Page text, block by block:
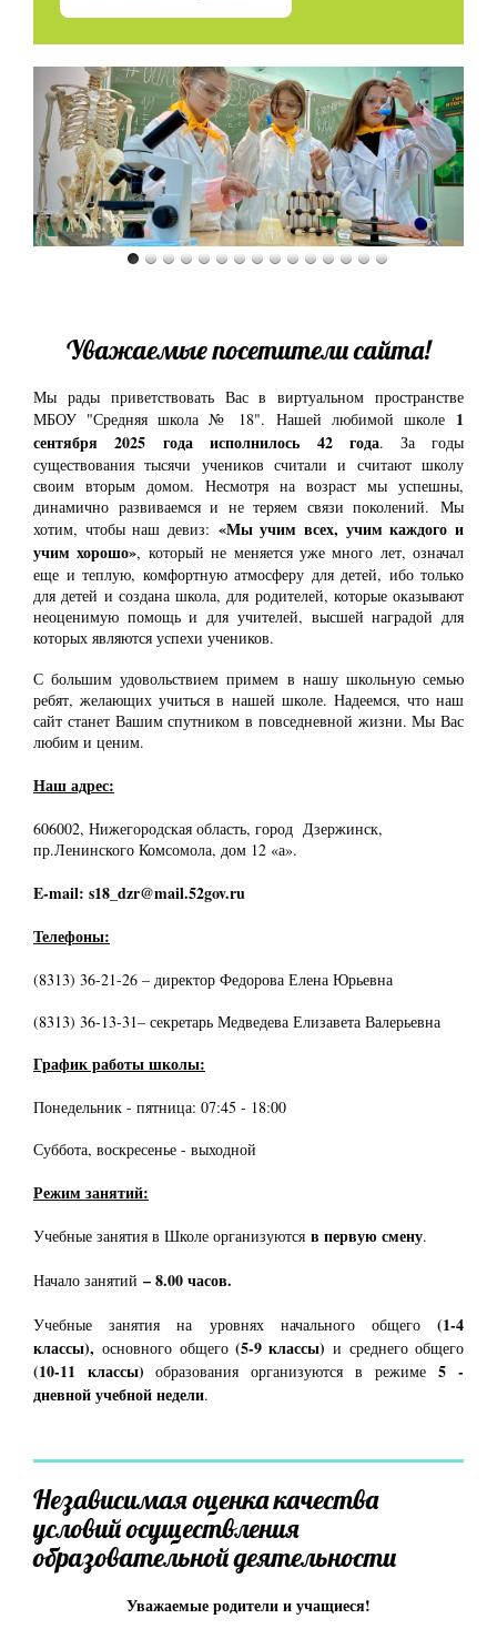
Уважаемые посетители сайта!
Мы рады приветствовать Вас в виртуальном пространстве
МБОУ "Средняя школа № 18". Нашей любимой школе 1
сентября 2025 года исполнилось 42 года. За годы
существования тысячи учеников считали и считают школу
своим вторым домом. Несмотря на возраст мы успешны,
динамично развиваемся и не теряем связи поколений. Мы
хотим, чтобы наш девиз: «Мы учим всех, учим каждого и
учим хорошо», который не меняется уже много лет, означал
еще и теплую, комфортную атмосферу для детей, ибо только
для детей и создана школа, для родителей, которые оказывают
неоценимую помощь и для учителей, высшей наградой для
которых являются успехи учеников.
С большим удовольствием примем в нашу школьную семью
ребят, желающих учиться в нашей школе. Надеемся, что наш
сайт станет Вашим спутником в повседневной жизни. Мы Вас
любим и ценим.
Наш адрес:
606002, Нижегородская область, город Дзержинск,
пр.Ленинского Комсомола, дом 12 «а».
E-mail: s18_dzr@mail.52gov.ru
Телефоны:
(8313) 36-21-26 – директор Федорова Елена Юрьевна
(8313) 36-13-31– секретарь Медведева Елизавета Валерьевна
График работы школы:
Понедельник - пятница: 07:45 - 18:00
Суббота, воскресенье - выходной
Режим занятий:
Учебные занятия в Школе организуются в первую смену.
Начало занятий – 8.00 часов.
Учебные занятия на уровнях начального общего (1-4
классы),основного общего (5-9 классы) и среднего общего
(10-11 классы) образования организуются в режиме5 -
дневной учебной недели.
Независимая оценка качества
условий осуществления
образовательной деятельности
Уважаемые родители и учащиеся!